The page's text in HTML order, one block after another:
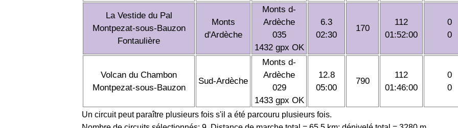
La Vestide du Pal
Montpezat-sous-Bauzon
Fontaulière
Monts
d'Ardèche
Monts d-
Ardèche
035
1432 gpx OK
6.3
02:30
170
112
01:52:00
0
0
Volcan du Chambon
Montpezat-sous-Bauzon
Sud-Ardèche
Monts d-
Ardèche
029
1433 gpx OK
12.8
05:00
790
112
01:46:00
0
0
Un circuit peut paraître plusieurs fois s'il a été parcouru plusieurs fois.